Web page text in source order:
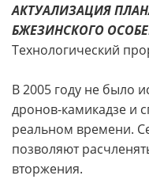
АКТУАЛИЗАЦИЯ
БЖЕЗИНСКОГО
Технологический
В 2005 году не было
дронов-камикадзе и
реальном времени.
позволяют
вторжения.